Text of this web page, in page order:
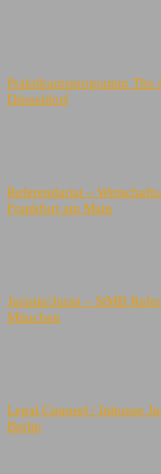
Praktikumsprogramm The
Düsseldorf
Referendariat –
Frankfurt am Main
Juristin/Jurist – StMB
München
Legal Counsel / Inhouse
Berlin